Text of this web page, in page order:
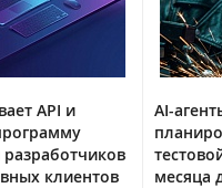
API и
клиентов
AI-
месяца